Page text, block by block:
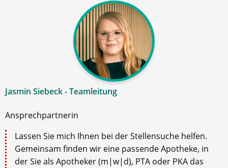
Jasmin Siebeck - Teamleitung
Ansprechpartnerin
Lassen Sie mich Ihnen bei der Stellensuche helfen.
Gemeinsam finden wir eine passende Apotheke, in
der Sie als Apotheker (m|w|d), PTA oder PKA das